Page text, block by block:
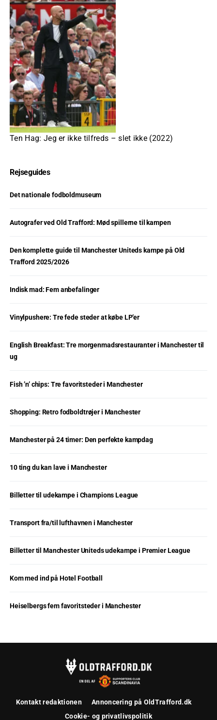
Ten Hag: Jeg er ikke tilfreds – slet ikke (2022)
Rejseguides
Det nationale fodboldmuseum
Autografer ved Old Trafford: Mød spillerne til kampen
Den komplette guide til Manchester Uniteds kampe på Old
Trafford 2025/2026
Indisk mad: Fem anbefalinger
Vinylpushere: Tre fede steder at købe LP’er
English Breakfast: Tre morgenmadsrestauranter i Manchester til
ug
Fish ’n’ chips: Tre favoritsteder i Manchester
Shopping: Retro fodboldtrøjer i Manchester
Manchester på 24 timer: Den perfekte kampdag
10 ting du kan lave i Manchester
Billetter til udekampe i Champions League
Transport fra/til lufthavnen i Manchester
Billetter til Manchester Uniteds udekampe i Premier League
Kom med ind på Hotel Football
Heiselbergs fem favoritsteder i Manchester
Kontakt redaktionen
Annoncering på OldTrafford.dk
Cookie- og privatlivspolitik